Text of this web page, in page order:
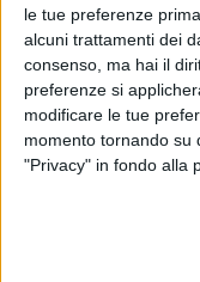
le tue preferenze
alcuni trattamenti dei
consenso, ma hai il
preferenze si
modificare le tue
momento tornando su
"Privacy" in fondo alla
Per registrarsi,